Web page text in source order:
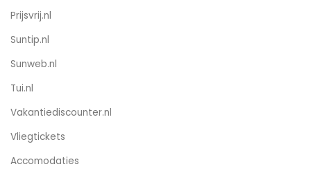
Prijsvrij.nl
Suntip.nl
Sunweb.nl
Tui.nl
Vakantiediscounter.nl
Vliegtickets
Accomodaties